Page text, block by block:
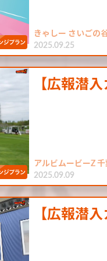
きゃしー さいごの
2025.09.25
【広報潜
アルビムービーZ
2025.09.09
【広報潜